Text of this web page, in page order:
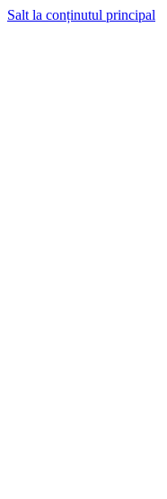
Salt la conținutul principal